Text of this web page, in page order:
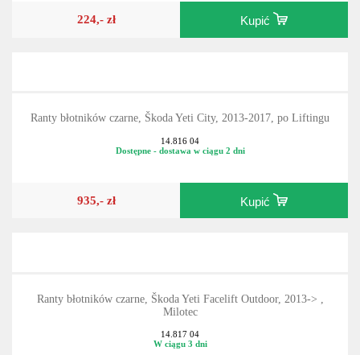
224,- zł Kupić
Ranty błotników czarne, Škoda Yeti City, 2013-2017, po Liftingu
14.816 04
Dostępne - dostawa w ciągu 2 dni
935,- zł Kupić
Ranty błotników czarne, Škoda Yeti Facelift Outdoor, 2013-> ,
Milotec
14.817 04
W ciągu 3 dni